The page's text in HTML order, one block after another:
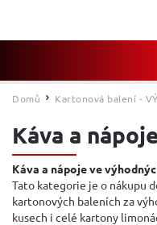
Domů / Kartonová balení -
Káva a nápoje
Káva a nápoje ve
Tato kategorie je o nákupu
kartonových baleních za
kusech i celé kartony